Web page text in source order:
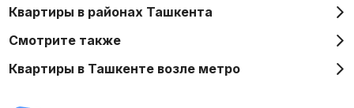
Квартиры в районах Ташкента
Смотрите также
Квартиры в Ташкенте возле метро